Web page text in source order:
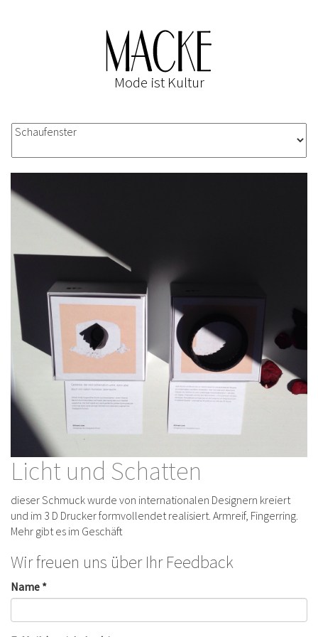
Mode ist Kultur
Licht und Schatten
dieser Schmuck wurde von internationalen Designern kreiert
und im 3 D Drucker formvollendet realisiert. Armreif, Fingerring.
Mehr gibt es im Geschäft
Wir freuen uns über Ihr Feedback
Name *